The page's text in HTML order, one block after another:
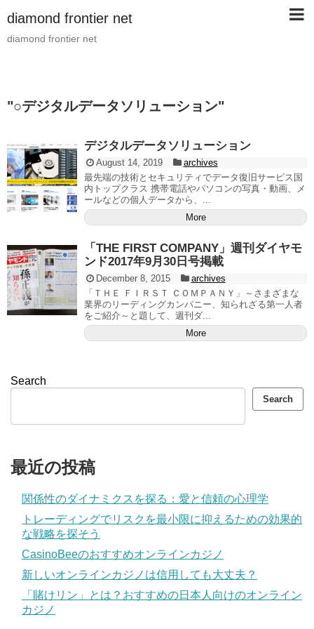
diamond frontier net
diamond frontier net
"○デジタルデータソリューション"
デジタルデータソリューション
August 14, 2019
archives
最先端の技術とセキュリティでデータ復旧サービス国
内トップクラス 携帯電話やパソコンの写真・動画、メ
ールなどの個人データから、...
More
「THE FIRST COMPANY」週刊ダイヤモ
ンド2017年9月30日号掲載
December 8, 2015
archives
「ＴＨＥ ＦＩＲＳＴ ＣＯＭＰＡＮＹ」～さまざまな
業界のリーディングカンパニー、知られざる第一人者
をご紹介～と題して、週刊ダ...
More
Search
Search
最近の投稿
関係性のダイナミクスを探る：愛と信頼の心理学
トレーディングでリスクを最小限に抑えるための効果的
な戦略を探そう
CasinoBeeのおすすめオンラインカジノ
新しいオンラインカジノは信用しても大丈夫？
「賭けリン」とは？おすすめの日本人向けのオンライン
カジノ